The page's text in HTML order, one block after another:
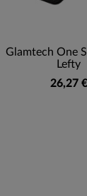
Glamtech One
Lefty
26,27 €